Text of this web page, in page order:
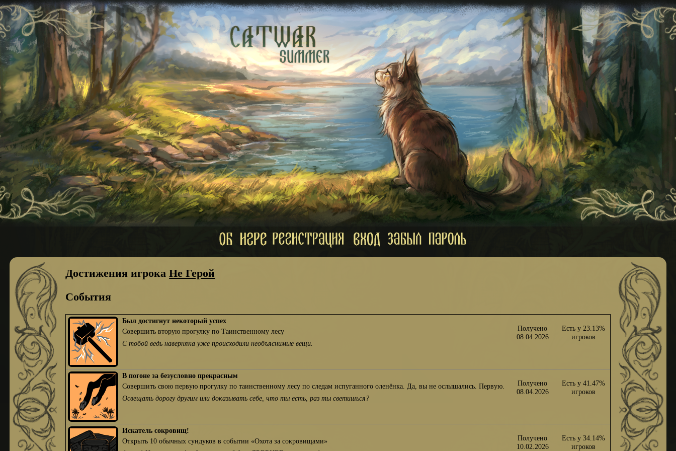
Достижения игрокаНе Герой
События
Был достигнут некоторый успех
Совершить вторую прогулку по Таинственному лесу
С тобой ведь наверняка уже происходили необъяснимые вещи.
Получено
08.04.2026
Есть у 23.13%
игроков
В погоне за безусловно прекрасным
Совершить свою первую прогулку по таинственному лесу по следам испуганного оленёнка. Да, вы не ослышались. Первую.
Освещать дорогу другим или доказывать себе, что ты есть, раз ты светишься?
Получено
08.04.2026
Есть у 41.47%
игроков
Искатель сокровищ!
Открыть 10 обычных сундуков в событии «Охота за сокровищами»
Получено
10.02.2026
Есть у 34.14%
игроков